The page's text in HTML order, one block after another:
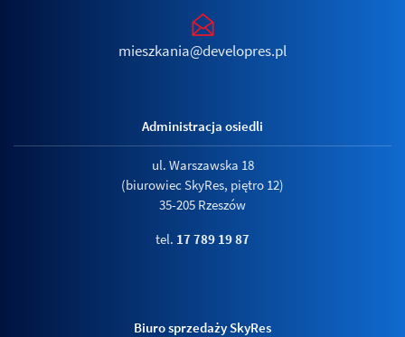
mieszkania@developres.pl
Administracja osiedli
ul. Warszawska 18
(biurowiec SkyRes, piętro 12)
35-205 Rzeszów
tel. 17 789 19 87
Biuro sprzedaży SkyRes